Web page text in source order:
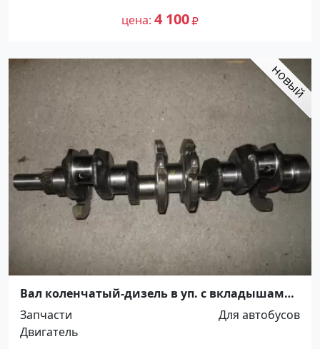
цена 4 100
Вал коленчатый-дизель в уп. с вкладышами
Краснодар
Запчасти
Для автобусов
Двигатель